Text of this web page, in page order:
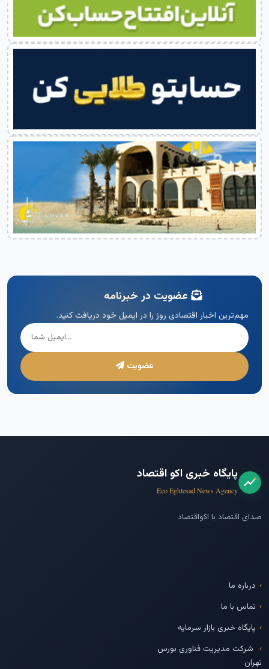
عضویت در خبرنامه
مهم‌ترین اخبار اقتصادی روز را در ایمیل خود دریافت کنید.
عضویت
پایگاه خبری اکو اقتصاد
Eco Eghtesad News Agency
صدای اقتصاد با اکواقتصاد
درباره ما
تماس با ما
پایگاه خبری بازار سرمایه
شرکت مدیریت فناوری بورس
تهران